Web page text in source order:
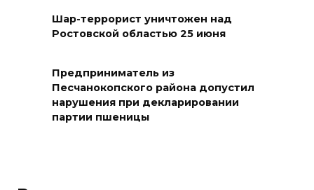
В Ворошиловском районе
работы по восстановлению
электроснабжения
05 августа 2026 21:11
Шар-террорист уничтожен над
Ростовской областью 25 июня
Предприниматель из
Песчанокопского района допустил
нарушения при декларировании
партии пшеницы